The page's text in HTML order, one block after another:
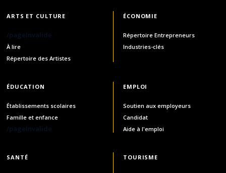
ARTS ET CULTURE
/pageInvalide
À lire
Répertoire des Artistes
ÉCONOMIE
Répertoire Entrepreneurs
Industries-clés
ÉDUCATION
Établissements scolaires
Famille et enfance
/pageInvalide
EMPLOI
Soutien aux employeurs
Candidat
Aide à l'emploi
SANTÉ TOURISME